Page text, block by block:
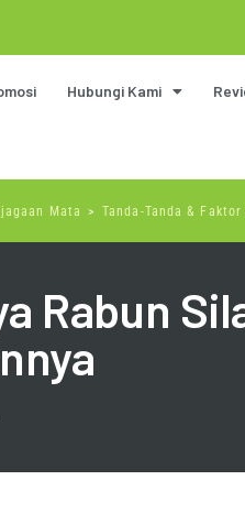
Hubungi Kami
Mata > Tanda-Tanda &
Rabun